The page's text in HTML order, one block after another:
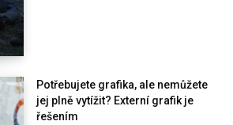
Potřebujete grafika, ale nemůžete
jej plně vytížit? Externí grafik je
řešením